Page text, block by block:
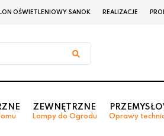
OŚWIETLENIOWY SANOK REALIZACJE
ZEWNĘTRZNE
Lampy do Ogrodu Oprawy